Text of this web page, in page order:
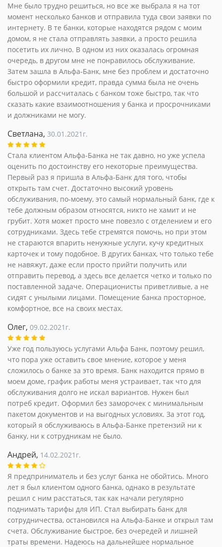
Мне было трудно решиться, но все же выбрала я на тот
момент несколько банков и отправила туда свои заявки по
интернету. В те банки, которые находятся рядом с моим
домом, я не стала отправлять заявки, а просто решила
посетить их лично. В одном из них оказалась огромная
очередь, в другом мне не понравилось обслуживание.
Затем зашла в Альфа-Банк, мне без проблем и достаточно
быстро оформили кредит, правда сумма была не очень
большой и рассчиталась с банком тоже быстро, так что
сказать какие взаимоотношения у банка и просрочниками
и должниками не могу.
Светлана, 30.01.2021г.
Стала клиентом Альфа-Банка не так давно, но уже успела
оценить по достоинству его некоторые преимущества.
Первый раз я пришла в Альфа-Банк для того, чтобы
открыть там счет. Достаточно высокий уровень
обслуживания, по-моему, это самый нормальный банк, где к
тебе должным образом относятся, никто не хамит и не
грубит. Хотя может просто мне повезло с отделением и его
сотрудниками. Здесь тебе стремятся помочь, но при этом
не стараются впарить ненужные услуги, кучу кредитных
карточек и тому подобное. В других банках, что только тебе
не навяжут, даже если просто прийти получить или
отправить перевод, а здесь все делается четко и только по
поставленной задаче. Операционисты приветливые, а не
сидят с унылыми лицами. Помещение банка просторное,
комфортное, все на своих местах.
Олег, 09.02.2021г.
Уже год пользуюсь услугами Альфа Банк, поэтому решил,
что пора уже оставить свое мнение, которое у меня
сложилось о банке за это время. Банк находится прямо в
моем доме, график работы меня устраивает, так что для
обслуживания долго не искал вариантов. Нужен был
потреб кредит. Оформил без заморочек с минимальным
пакетом документов и на выгодных условиях. За этот год,
который я обслуживаюсь в Альфа-Банке претензий ни к
банку, ни к сотрудникам не было.
Андрей, 14.02.2021г.
Я предприниматель и без услуг банка не обойтись. Много
лет я был клиентом одного банка, однако в результате
решил с ним расстаться, так как начали регулярно
поднимать тарифы для ИП. Стал выбирать банк для
сотрудничества, остановился на Альфа-Банке и открыл там
счета. Обслуживание быстрое, без очередей и лишней
траты времени. Надеюсь на дальнейшее нормальное